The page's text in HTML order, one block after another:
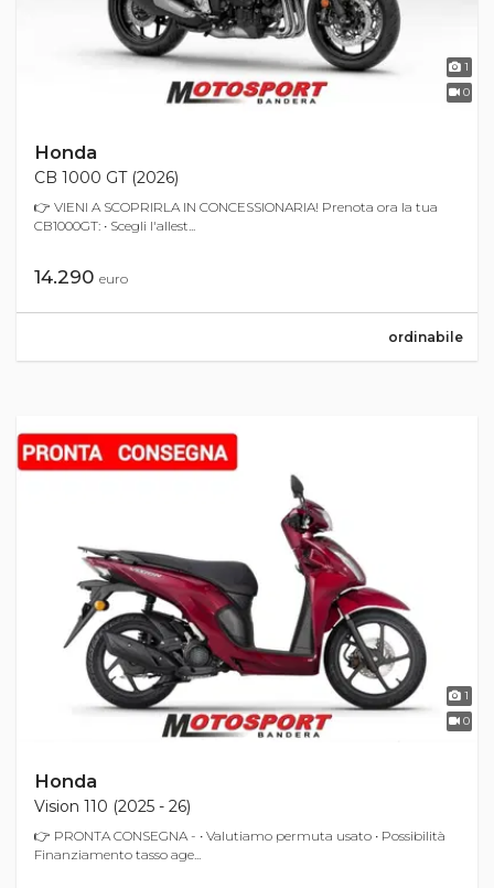
1
0
Honda
CB 1000 GT (2026)
👉 VIENI A SCOPRIRLA IN CONCESSIONARIA! Prenota ora la tua
CB1000GT: • Scegli l'allest...
14.290 euro
ordinabile
1
0
Honda
Vision 110 (2025 - 26)
👉 PRONTA CONSEGNA - • Valutiamo permuta usato • Possibilità
Finanziamento tasso age...